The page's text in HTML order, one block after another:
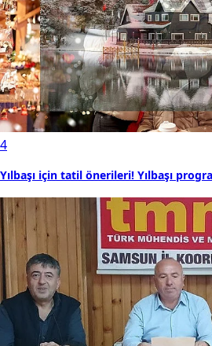
4
Yılbaşı için tatil önerileri! Yılbaşı